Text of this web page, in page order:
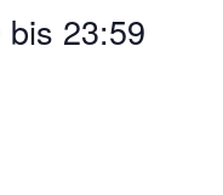
bis 23:59